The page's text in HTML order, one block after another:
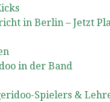
in Berlin – Jetzt
in der Band
Spielers &